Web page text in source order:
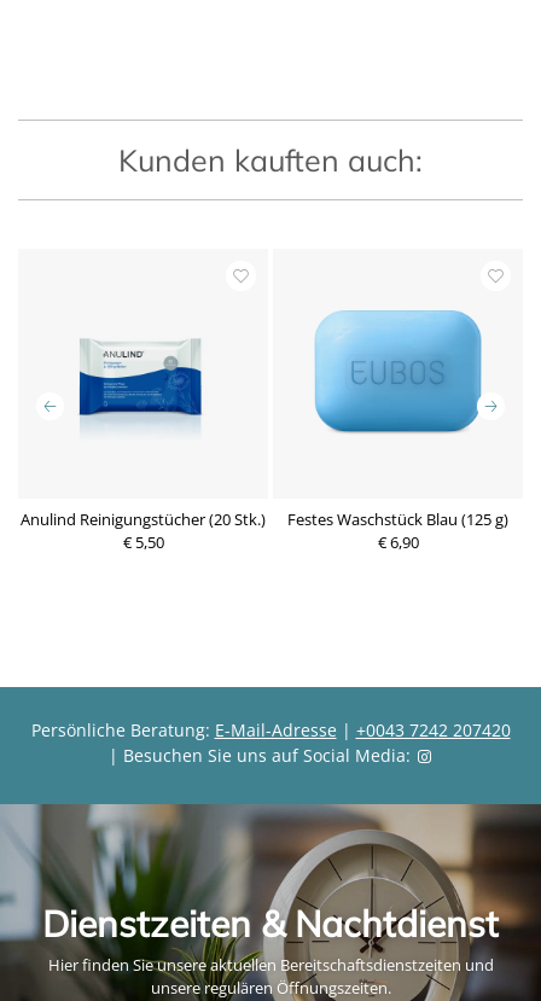
Kunden kauften auch:
Anulind Reinigungstücher (20 Stk.)
€ 5,50
Festes Waschstück Blau (125 g)
€ 6,90
Persönliche Beratung: E-Mail-Adresse | +0043 7242 207420
| Besuchen Sie uns auf Social Media:
Dienstzeiten & Nachtdienst
Hier finden Sie unsere aktuellen Bereitschaftsdienstzeiten und
unsere regulären Öffnungszeiten.